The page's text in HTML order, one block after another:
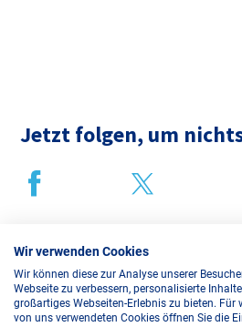
Jetzt folgen, um
Datenschutz
Impressum
Wir verwenden Cookies
Wir können diese zur Analyse unserer
Webseite zu verbessern, personalisierte
großartiges Webseiten-Erlebnis zu bieten. Für
von uns verwendeten Cookies öffnen Sie die